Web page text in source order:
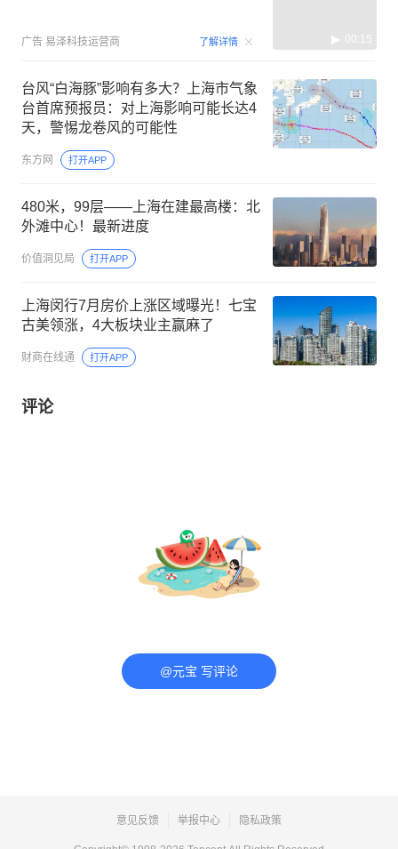
广告 易泽科技运营商 了解详情 00:15
台风“白海豚”影响有多大？上海市气象
台首席预报员：对上海影响可能长达4
天，警惕龙卷风的可能性
东方网 打开APP
480米，99层——上海在建最高楼：北
外滩中心！最新进度
价值洞见局 打开APP
上海闵行7月房价上涨区域曝光！七宝
古美领涨，4大板块业主赢麻了
财商在线通 打开APP
评论
@元宝 写评论
意见反馈 举报中心 隐私政策